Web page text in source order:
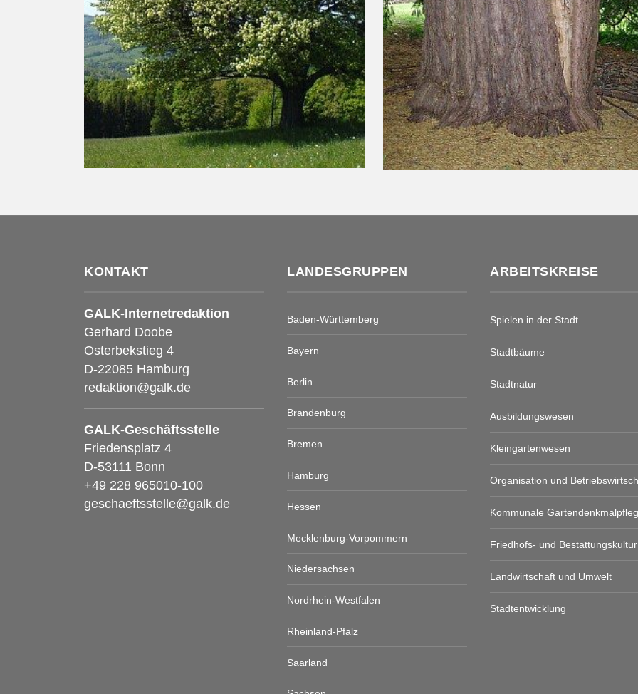
KONTAKT
GALK-Internetredaktion
Gerhard Doobe
Osterbekstieg 4
D-22085 Hamburg
redaktion@galk.de
GALK-Geschäftsstelle
Friedensplatz 4
D-53111 Bonn
+49 228 965010-100
geschaeftsstelle@galk.de
LANDESGRUPPEN
Baden-Württemberg
Bayern
Berlin
Brandenburg
Bremen
Hamburg
Hessen
Mecklenburg-Vorpommern
Niedersachsen
Nordrhein-Westfalen
Rheinland-Pfalz
Saarland
ARBEITSKREISE
Spielen in der Stadt
Stadtbäume
Stadtnatur
Ausbildungswesen
Kleingartenwesen
Organisation und
Kommunale
Friedhofs- und Bestattungskultur
Landwirtschaft und Umwelt
Stadtentwicklung